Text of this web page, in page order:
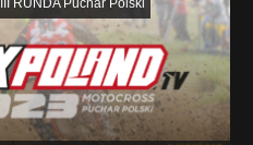
RUNDA Puchar Polski